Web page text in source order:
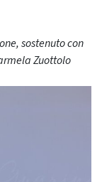
sostenuto con
Zuottolo